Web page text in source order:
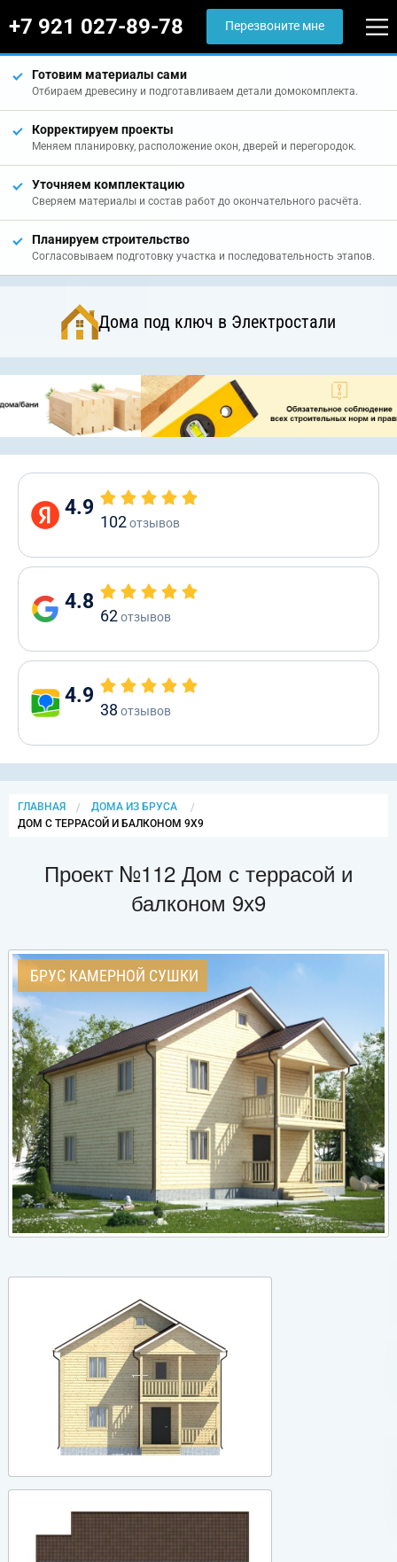
+7 921 027-89-78 Перезвоните мне
Готовим материалы сами
Отбираем древесину и подготавливаем детали домокомплекта.
Корректируем проекты
Меняем планировку, расположение окон, дверей и перегородок.
Уточняем комплектацию
Сверяем материалы и состав работ до окончательного расчёта.
Планируем строительство
Согласовываем подготовку участка и последовательность этапов.
Дома под ключ в Электростали
4.9
102отзывов
4.8
62отзывов
4.9
38 отзывов
ГЛАВНАЯ
ДОМА ИЗ БРУСА
CURRENT:
ДОМ С ТЕРРАСОЙ И БАЛКОНОМ 9Х9
Проект №112 Дом с террасой и
балконом 9х9
БРУС КАМЕРНОЙ СУШКИ